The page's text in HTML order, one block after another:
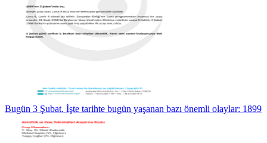
Bugün 3 Şubat. İşte tarihte bugün yaşanan bazı önemli olaylar: 1899